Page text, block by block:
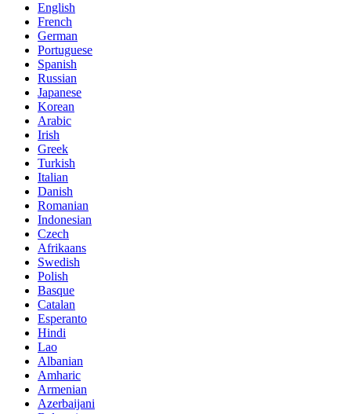
English
French
German
Portuguese
Spanish
Russian
Japanese
Korean
Arabic
Irish
Greek
Turkish
Italian
Danish
Romanian
Indonesian
Czech
Afrikaans
Swedish
Polish
Basque
Catalan
Esperanto
Hindi
Lao
Albanian
Amharic
Armenian
Azerbaijani